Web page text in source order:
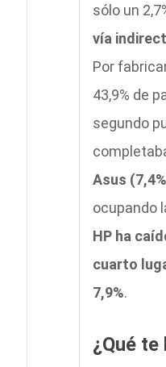
sólo un
vía
Por
43,9% de
segundo
Asus
ocupando
HP ha
cuarto
7,9%.
¿Qué